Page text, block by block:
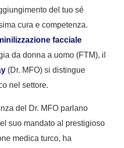
del tuo sé
cura e competenza.
facciale
da donna a uomo (FTM), il
(Dr. MFO) si distingue
nel settore.
del Dr. MFO parlano
suo mandato al prestigioso
medica turco, ha